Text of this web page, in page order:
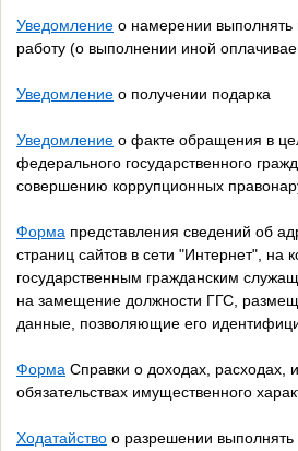
Уведомление о намерении
работу (о выполнении иной
Уведомление о получении подарка
Уведомление о факте обращения в
федерального государственного
совершению коррупционных
Форма представления сведений об
страниц сайтов в сети "Интернет", на
государственным гражданским
на замещение должности ГГС,
данные, позволяющие его
Форма Справки о доходах, расходах,
обязательствах имущественного
Ходатайство о разрешении